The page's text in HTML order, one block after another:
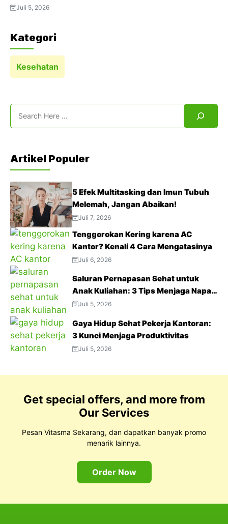
Aktivitas Padat
Juli 5, 2026
Kategori
Kesehatan
Search
Artikel Populer
5 Efek Multitasking dan Imun Tubuh
Melemah, Jangan Abaikan!
Juli 7, 2026
Tenggorokan Kering karena AC
Kantor? Kenali 4 Cara Mengatasinya
Juli 6, 2026
Saluran Pernapasan Sehat untuk
Anak Kuliahan: 3 Tips Menjaga Napas
Tetap Optimal di Tengah Aktivitas
Juli 5, 2026
Gaya Hidup Sehat Pekerja Kantoran:
3 Kunci Menjaga Produktivitas
Juli 5, 2026
Get special offers, and more from
Our Services
Pesan Vitasma Sekarang, dan dapatkan banyak promo
menarik lainnya.
Order Now